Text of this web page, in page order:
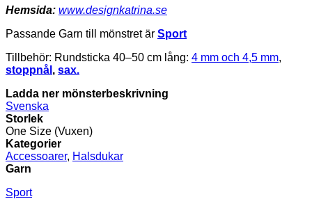
Hemsida: www.designkatrina.se
Passande Garn till mönstret är Sport
Tillbehör: Rundsticka 40–50 cm lång: 4 mm och 4,5 mm,
stoppnål , sax.
Ladda ner mönsterbeskrivning
Svenska
Storlek
One Size (Vuxen)
Kategorier
Accessoarer, Halsdukar
Garn
Sport